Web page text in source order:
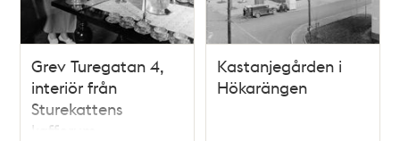
Grev Turegatan 4,
interiör från
Sturekattens
kafferum
Kastanjegården i
Hökarängen